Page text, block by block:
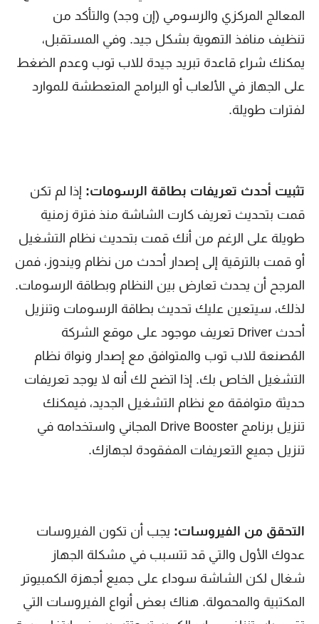
المعالج المركزي والرسومي (إن وجد) والتأكد من
تنظيف منافذ التهوية بشكل جيد. وفي المستقبل،
يمكنك شراء قاعدة تبريد جيدة للاب توب وعدم الضغط
على الجهاز في الألعاب أو البرامج المتعطشة للموارد
لفترات طويلة.
تثبيت أحدث تعريفات بطاقة الرسومات: إذا لم تكن
قمت بتحديث تعريف كارت الشاشة منذ فترة زمنية
طويلة على الرغم من أنك قمت بتحديث نظام التشغيل
أو قمت بالترقية إلى إصدار أحدث من نظام ويندوز، فمن
المرجح أن يحدث تعارض بين النظام وبطاقة الرسومات.
لذلك، سيتعين عليك تحديث بطاقة الرسومات وتنزيل
أحدث Driver تعريف موجود على موقع الشركة
المُصنعة للاب توب والمتوافق مع إصدار ونواة نظام
التشغيل الخاص بك. إذا اتضح لك أنه لا يوجد تعريفات
حديثة متوافقة مع نظام التشغيل الجديد، فيمكنك
تنزيل برنامج Drive Booster المجاني واستخدامه في
تنزيل جميع التعريفات المفقودة لجهازك.
التحقق من الفيروسات: يجب أن تكون الفيروسات
عدوك الأول والتي قد تتسبب في مشكلة الجهاز
شغال لكن الشاشة سوداء على جميع أجهزة الكمبيوتر
المكتبية والمحمولة. هناك بعض أنواع الفيروسات التي